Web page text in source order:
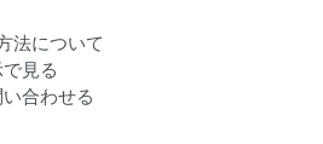
法について
見る
合わせる